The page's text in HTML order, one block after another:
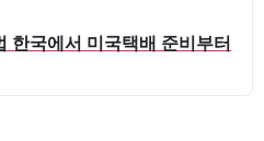
한국에서 미국택배 준비부터